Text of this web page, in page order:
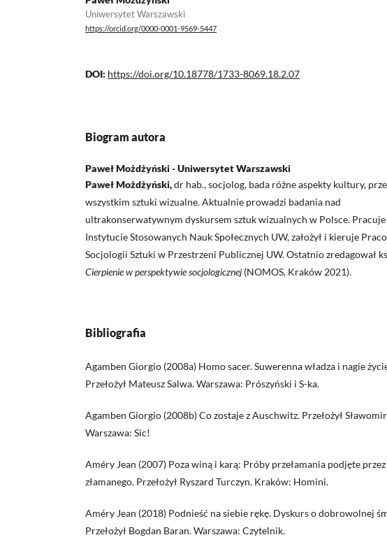
Uniwersytet Warszawski
https://orcid.org/0000-0001-9569-5447
DOI: https://doi.org/10.18778/1733-8069.18.2.07
Biogram autora
Paweł Możdżyński - Uniwersytet Warszawski
Paweł Możdżyński,dr hab., socjolog, bada różne aspekty kultury,
wszystkim sztuki wizualne. Aktualnie prowadzi badania nad
ultrakonserwatywnym dyskursem sztuk wizualnych w Polsce.
Instytucie Stosowanych Nauk Społecznych UW, założył i kieruje
Socjologii Sztuki w Przestrzeni Publicznej UW. Ostatnio zredagował
Cierpienie w perspektywie socjologicznej (NOMOS, Kraków 2021).
Bibliografia
Agamben Giorgio (2008a) Homo sacer. Suwerenna władza i nagie
Przełożył Mateusz Salwa. Warszawa: Prószyński i S-ka.
Agamben Giorgio (2008b) Co zostaje z Auschwitz. Przełożył
Warszawa: Sic!
Améry Jean (2007) Poza winą i karą: Próby przełamania podjęte przez
złamanego. Przełożył Ryszard Turczyn. Kraków: Homini.
Améry Jean (2018) Podnieść na siebie rękę. Dyskurs o dobrowolnej
Przełożył Bogdan Baran. Warszawa: Czytelnik.